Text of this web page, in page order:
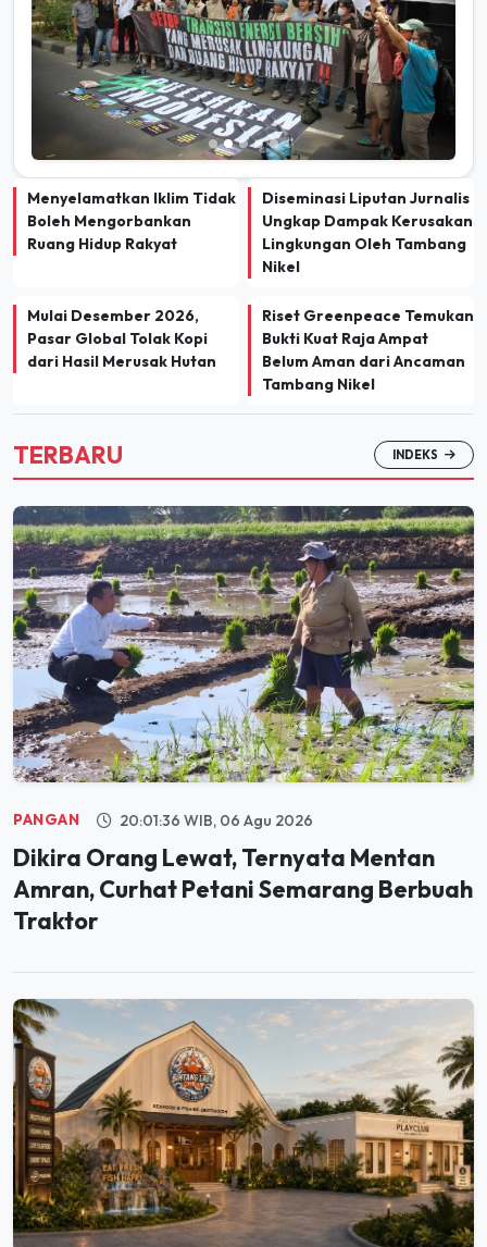
Menyelamatkan Iklim Tidak
Boleh Mengorbankan
Ruang Hidup Rakyat
Diseminasi Liputan Jurnalis
Ungkap Dampak Kerusakan
Lingkungan Oleh Tambang
Nikel
Mulai Desember 2026,
Pasar Global Tolak Kopi
dari Hasil Merusak Hutan
Riset Greenpeace Temukan
Bukti Kuat Raja Ampat
Belum Aman dari Ancaman
Tambang Nikel
TERBARU INDEKS
PANGAN 20:01:36 WIB, 06 Agu 2026
Dikira Orang Lewat, Ternyata Mentan
Amran, Curhat Petani Semarang Berbuah
Traktor